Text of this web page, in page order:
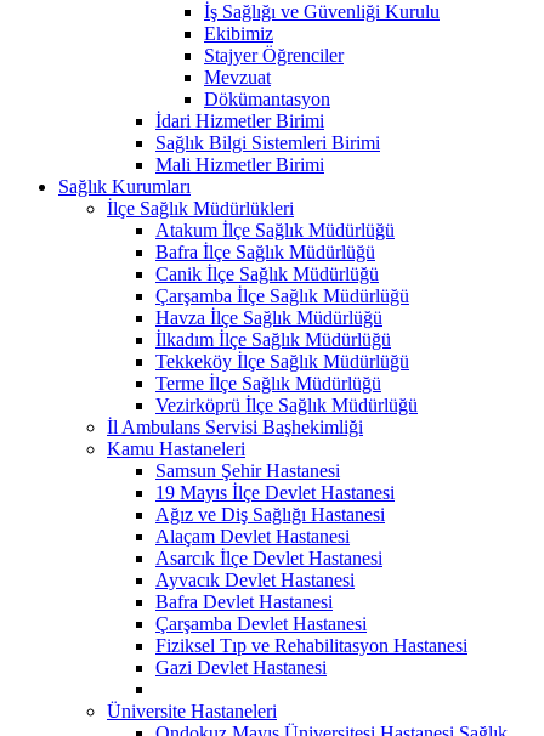
İş Sağlığı ve Güvenliği Kurulu
Ekibimiz
Stajyer Öğrenciler
Mevzuat
Dökümantasyon
İdari Hizmetler Birimi
Sağlık Bilgi Sistemleri Birimi
Mali Hizmetler Birimi
Sağlık Kurumları
İlçe Sağlık Müdürlükleri
Atakum İlçe Sağlık Müdürlüğü
Bafra İlçe Sağlık Müdürlüğü
Canik İlçe Sağlık Müdürlüğü
Çarşamba İlçe Sağlık Müdürlüğü
Havza İlçe Sağlık Müdürlüğü
İlkadım İlçe Sağlık Müdürlüğü
Tekkeköy İlçe Sağlık Müdürlüğü
Terme İlçe Sağlık Müdürlüğü
Vezirköprü İlçe Sağlık Müdürlüğü
İl Ambulans Servisi Başhekimliği
Kamu Hastaneleri
Samsun Şehir Hastanesi
19 Mayıs İlçe Devlet Hastanesi
Ağız ve Diş Sağlığı Hastanesi
Alaçam Devlet Hastanesi
Asarcık İlçe Devlet Hastanesi
Ayvacık Devlet Hastanesi
Bafra Devlet Hastanesi
Çarşamba Devlet Hastanesi
Fiziksel Tıp ve Rehabilitasyon Hastanesi
Gazi Devlet Hastanesi
Üniversite Hastaneleri